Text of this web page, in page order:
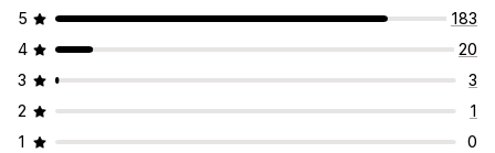
5
183
4
20
3
3
2
1
1
0